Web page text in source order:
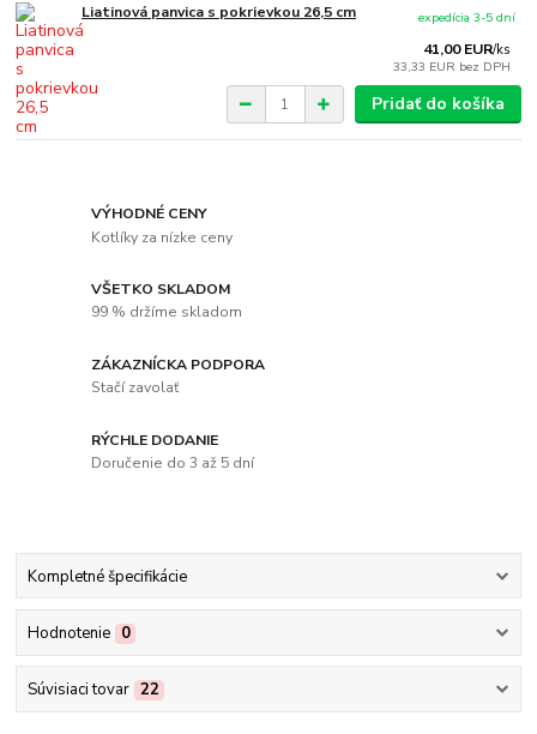
Liatinová panvica s pokrievkou 26,5 cm
41,00 EUR/ks
33,33 EUR bez DPH
expedícia 3-5 dní
Pridať do košíka
VÝHODNÉ CENY
Kotlíky za nízke ceny
VŠETKO SKLADOM
99 % držíme skladom
ZÁKAZNÍCKA PODPORA
Stačí zavolať
RÝCHLE DODANIE
Doručenie do 3 až 5 dní
Kompletné špecifikácie
Hodnotenie 0
Súvisiaci tovar 22